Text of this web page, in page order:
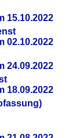
15.10.2022
02.10.2022
24.09.2022
18.09.2022